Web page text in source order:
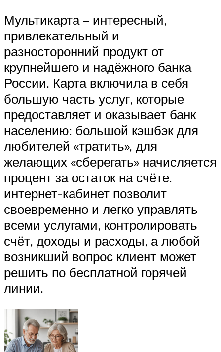
Мультикарта – интересный,
привлекательный и
разносторонний продукт от
крупнейшего и надёжного банка
России. Карта включила в себя
большую часть услуг, которые
предоставляет и оказывает банк
населению: большой кэшбэк для
любителей «тратить», для
желающих «сберегать» начисляется
процент за остаток на счёте.
интернет-кабинет позволит
своевременно и легко управлять
всеми услугами, контролировать
счёт, доходы и расходы, а любой
возникший вопрос клиент может
решить по бесплатной горячей
линии.